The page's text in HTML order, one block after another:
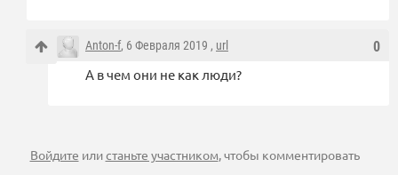
0
Anton-f, 6 Февраля 2019 , url
А в чем они не как люди?
Войдите илистаньте участником, чтобы комментировать